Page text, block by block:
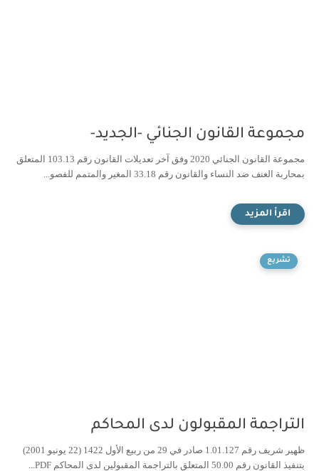
مجموعة القانون الجنائي -الجديد-
مجموعة القانون الجنائي 2020 وفق آخر تعديلات القانون رقم 103.13 المتعلق
بمحاربة العنف ضد النساء والقانون رقم 33.18 المغير والمتمم للفصو...
تشريع
التراجمة المقبولون لدى المحاكم
ظهير شريف رقم 1.01.127 صادر في 29 من ربيع الأول 1422 (22 يونيو 2001)
بتنفيذ القانون رقم 50.00 المتعلق بالتراجمة المقبولين لدى المحاكم PDF...